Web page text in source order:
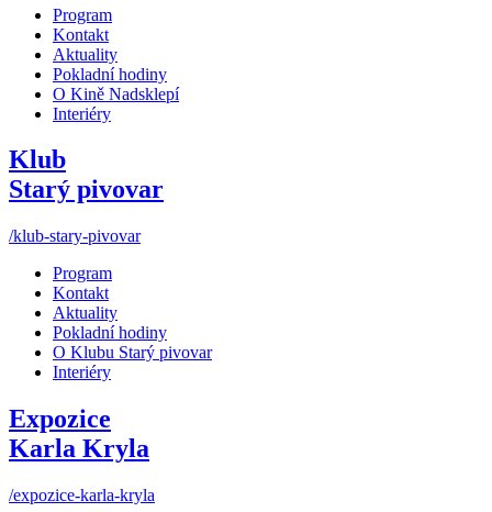
Program
Kontakt
Aktuality
Pokladní hodiny
O Kině Nadsklepí
Interiéry
Klub
Starý pivovar
/klub-stary-pivovar
Program
Kontakt
Aktuality
Pokladní hodiny
O Klubu Starý pivovar
Interiéry
Expozice
Karla Kryla
/expozice-karla-kryla